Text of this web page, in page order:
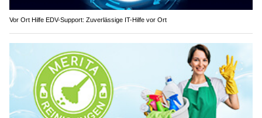
Vor Ort Hilfe EDV-Support: Zuverlässige IT-Hilfe vor Ort